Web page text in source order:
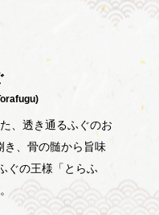
、透き通るふぐのお
き、骨の髄から旨味
ぐの王様「とらふ